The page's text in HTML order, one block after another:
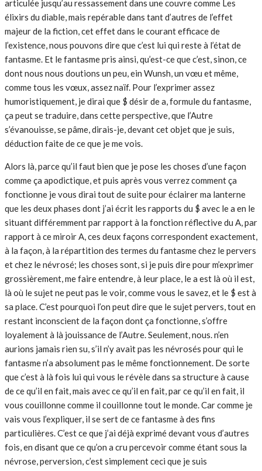
articulée jusqu’au ressassement dans une couvre comme Les
élixirs du diable, mais repérable dans tant d’autres de l’effet
majeur de la fiction, cet effet dans le courant efficace de
l’existence, nous pouvons dire que c’est lui qui reste à l’état de
fantasme. Et le fantasme pris ainsi, qu’est-ce que c’est, sinon, ce
dont nous nous doutions un peu, ein Wunsh, un vœu et même,
comme tous les vœux, assez naïf. Pour l’exprimer assez
humoristiquement, je dirai que $ désir de a, formule du fantasme,
ça peut se traduire, dans cette perspective, que l’Autre
s’évanouisse, se pâme, dirais-je, devant cet objet que je suis,
déduction faite de ce que je me vois.
Alors là, parce qu’il faut bien que je pose les choses d’une façon
comme ça apodictique, et puis après vous verrez comment ça
fonctionne je vous dirai tout de suite pour éclairer ma lanterne
que les deux phases dont j’ai écrit les rapports du $ avec le a en le
situant différemment par rapport à la fonction réflective du A, par
rapport à ce miroir A, ces deux façons correspondent exactement,
à la façon, à la répartition des termes du fantasme chez le pervers
et chez le névrosé; les choses sont, si je puis dire pour m’exprimer
grossièrement, me faire entendre, à leur place, le a est là où il est,
là où le sujet ne peut pas le voir, comme vous le savez, et le $ est à
sa place. C’est pourquoi l’on peut dire que le sujet pervers, tout en
restant inconscient de la façon dont ça fonctionne, s’offre
loyalement à là jouissance de l’Autre. Seulement, nous. n’en
aurions jamais rien su, s’il n’y avait pas les névrosés pour qui le
fantasme n’a absolument pas le même fonctionnement. De sorte
que c’est à là fois lui qui vous le révèle dans sa structure à cause
de ce qu’il en fait, mais avec ce qu’il en fait, par ce qu’il en fait, il
vous couillonne comme il couillonne tout le monde. Car comme je
vais vous l’expliquer, il se sert de ce fantasme à des fins
particulières. C’est ce que j’ai déjà exprimé devant vous d’autres
fois, en disant que ce qu’on a cru percevoir comme étant sous la
névrose, perversion, c’est simplement ceci que je suis